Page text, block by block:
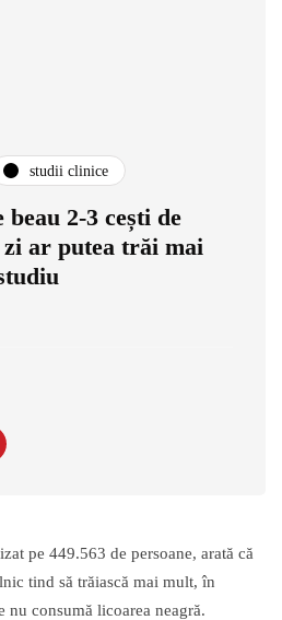
studii clinice
beau 2-3 cești de
zi ar putea trăi mai
pe 449.563 de persoane, arată că
tind să trăiască mai mult, în
nu consumă licoarea neagră.